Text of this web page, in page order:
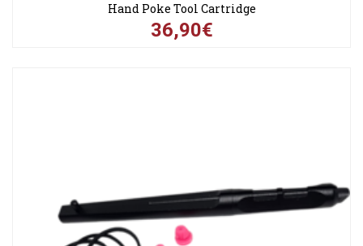
Hand Poke Tool Cartridge
36,90€